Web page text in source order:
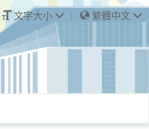
文字大小 繁體中文